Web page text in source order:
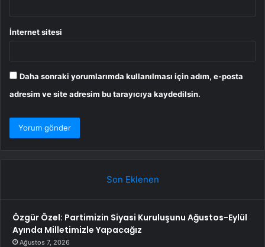
İnternet sitesi
Daha sonraki yorumlarımda kullanılması için adım, e-posta
adresim ve site adresim bu tarayıcıya kaydedilsin.
Son Eklenen
Özgür Özel: Partimizin Siyasi Kuruluşunu Ağustos-Eylül
Ayında Milletimizle Yapacağız
Ağustos 7, 2026